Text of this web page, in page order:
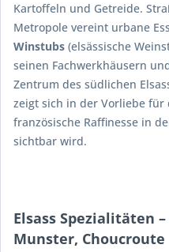
Kartoffeln und Getreide.
Metropole vereint urbane
Winstubs (elsässische
seinen Fachwerkhäusern
Zentrum des südlichen
zeigt sich in der Vorliebe
französische Raffinesse in
sichtbar wird.
Elsass Spezialitäten
Munster, Choucroute